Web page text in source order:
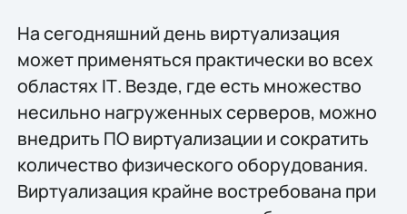
На сегодняшний день виртуализация
может применяться практически во всех
областях IТ. Везде, где есть множество
несильно нагруженных серверов, можно
внедрить ПО виртуализации и сократить
количество физического оборудования.
Виртуализация крайне востребована при